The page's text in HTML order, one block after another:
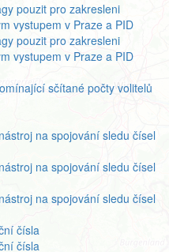
pouzit pro zakresleni
vystupem v Praze a PID
pouzit pro zakresleni
vystupem v Praze a PID
sčítané počty volitelů
na spojování sledu čísel
na spojování sledu čísel
na spojování sledu čísel
čísla
čísla